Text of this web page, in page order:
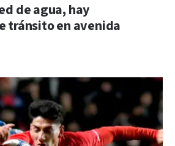
de agua, hay
tránsito en avenida